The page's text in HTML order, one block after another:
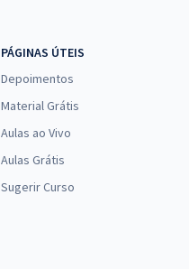
PÁGINAS ÚTEIS
Depoimentos
Material Grátis
Aulas ao Vivo
Aulas Grátis
Sugerir Curso